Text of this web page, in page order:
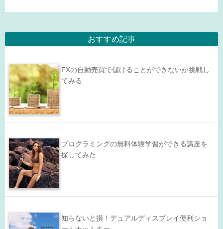
おすすめ記事
FXの自動売買で儲けることができないか挑戦し
てみる
プログラミングの無料体験学習ができる講座を
探してみた
知らないと損！デュアルディスプレイ便利ショ